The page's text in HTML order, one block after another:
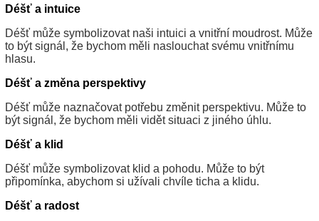
Déšť a intuice
Déšť může symbolizovat naši intuici a vnitřní moudrost. Může
to být signál, že bychom měli naslouchat svému vnitřnímu
hlasu.
Déšť a změna perspektivy
Déšť může naznačovat potřebu změnit perspektivu. Může to
být signál, že bychom měli vidět situaci z jiného úhlu.
Déšť a klid
Déšť může symbolizovat klid a pohodu. Může to být
připomínka, abychom si užívali chvíle ticha a klidu.
Déšť a radost